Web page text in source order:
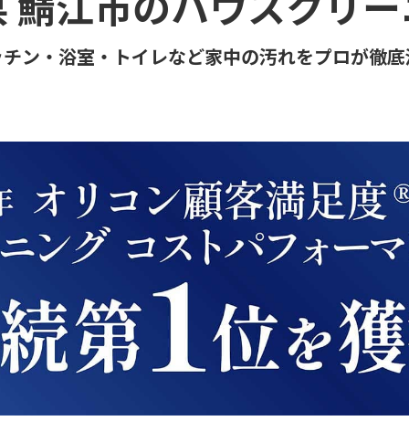
ン・浴室・トイレなど家中の汚れをプロが徹